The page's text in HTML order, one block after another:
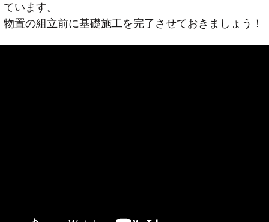
ています。
物置の組立前に基礎施工を完了させておきましょう！